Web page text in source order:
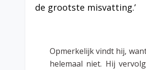
de grootste misvatting.’
Opmerkelijk vindt hij,
helemaal niet. Hij